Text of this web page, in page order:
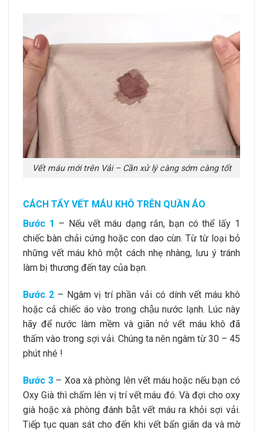
Vết máu mới trên Vải – Cần xử lý càng sớm càng tốt
CÁCH TẨY VẾT MÁU KHÔ TRÊN QUẦN ÁO
Bước 1 – Nếu vết máu dạng rắn, bạn có thể lấy 1
chiếc bàn chải cứng hoặc con dao cùn. Từ từ loại bỏ
những vết máu khô một cách nhẹ nhàng, lưu ý tránh
làm bị thương đến tay của bạn.
Bước 2– Ngâm vị trí phần vải có dính vết máu khô
hoặc cả chiếc áo vào trong chậu nước lạnh. Lúc này
hãy để nước làm mềm và giãn nở vết máu khô đã
thấm vào trong sợi vải. Chúng ta nên ngâm từ 30 – 45
phút nhé !
Bước 3– Xoa xà phòng lên vết máu hoặc nếu bạn có
Oxy Già thì chấm lên vị trí vết máu đó. Và đợi cho oxy
già hoặc xà phòng đánh bật vết máu ra khỏi sợi vải.
Tiếp tục quan sát cho đến khi vết bẩn giãn da và mờ